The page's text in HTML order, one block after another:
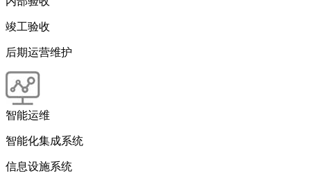
竣工验收
后期运营维护
智能运维
智能化集成系统
信息设施系统